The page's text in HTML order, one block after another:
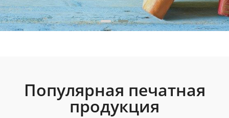
Популярная печатная
продукция